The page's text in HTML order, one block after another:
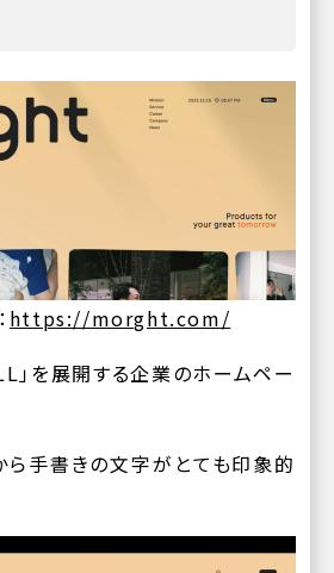
https://morght.com/
」を展開する企業のホームペー
ら手書きの文字がとても印象的